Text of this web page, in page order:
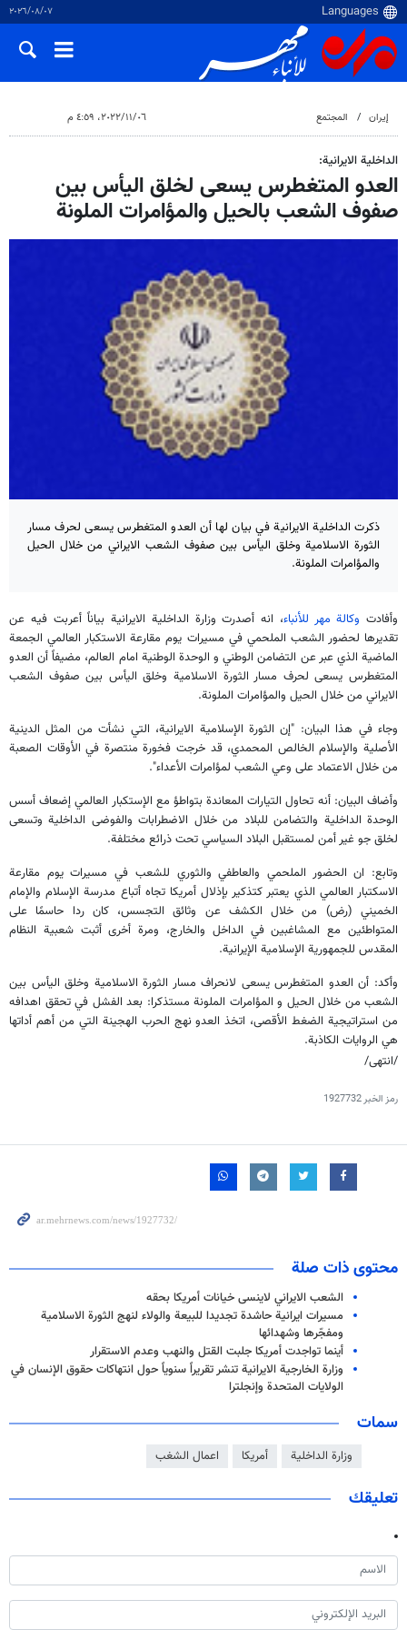
٠٧‏/٠٨‏/٢٠٢٦
إيران المجتمع ٠٦‏/١١‏/٢٠٢٢، ٤:٥٩ م
الداخلية الايرانية:
العدو المتغطرس يسعى لخلق اليأس بين
صفوف الشعب بالحيل والمؤامرات الملونة
ذكرت الداخلية الايرانية في بيان لها أن العدو المتغطرس يسعى لحرف مسار
الثورة الاسلامية وخلق اليأس بين صفوف الشعب الايراني من خلال الحيل
والمؤامرات الملونة.
وأفادت وكالة مهر للأنباء، انه أصدرت وزارة الداخلية الايرانية بياناً أعربت فيه عن
تقديرها لحضور الشعب الملحمي في مسیرات یوم مقارعة الاستكبار العالمي الجمعة
الماضية الذي عبر عن التضامن الوطني و الوحدة الوطنية امام العالم، مضيفاً أن العدو
المتغطرس يسعى لحرف مسار الثورة الاسلامية وخلق اليأس بين صفوف الشعب
الايراني من خلال الحيل والمؤامرات الملونة.
وجاء في هذا البيان: "إن الثورة الإسلامية الايرانية، التي نشأت من المثل الدينية
الأصلية والإسلام الخالص المحمدي، قد خرجت فخورة منتصرة في الأوقات الصعبة
من خلال الاعتماد على وعي الشعب لمؤامرات الأعداء".
وأضاف البيان: أنه تحاول التيارات المعاندة بتواطؤ مع الإستكبار العالمي إضعاف أسس
الوحدة الداخلية والتضامن للبلاد من خلال الاضطرابات والفوضى الداخلية وتسعى
لخلق جو غير أمن لمستقبل البلاد السياسي تحت ذرائع مختلفة.
وتابع: ان الحضور الملحمي والعاطفي والثوري للشعب في مسيرات يوم مقارعة
الاسكتبار العالمي الذي يعتبر كتذكير بإذلال أمريكا تجاه أتباع مدرسة الإسلام والإمام
الخميني (رض) من خلال الكشف عن وثائق التجسس، كان ردا حاسمًا على
المتواطئين مع المشاغبين في الداخل والخارج، ومرة أخرى أثبت شعبية النظام
المقدس للجمهورية الإسلامية الإيرانية.
وأكد: أن العدو المتغطرس يسعى لانحراف مسار الثورة الاسلامية وخلق اليأس بين
الشعب من خلال الحيل و المؤامرات الملونة مستذكرا: بعد الفشل في تحقق اهدافه
من استراتيجية الضغط الأقصى، اتخذ العدو نهج الحرب الهجينة التي من أهم أداتها
هي الروايات الكاذبة.
/انتهى/
رمز الخبر1927732
محتوى ذات صلة
الشعب الايراني لاينسى خيانات أمريكا بحقه
مسيرات ايرانية حاشدة تجديدا للبيعة والولاء لنهج الثورة الاسلامية
ومفجّرها وشهدائها
أينما تواجدت أمريكا جلبت القتل والنهب وعدم الاستقرار
وزارة الخارجية الایرانیة تنشر تقريراً سنوياً حول انتهاكات حقوق الإنسان في
الولايات المتحدة وإنجلترا
سمات
وزارة الداخلية أمريكا اعمال الشغب
تعليقك